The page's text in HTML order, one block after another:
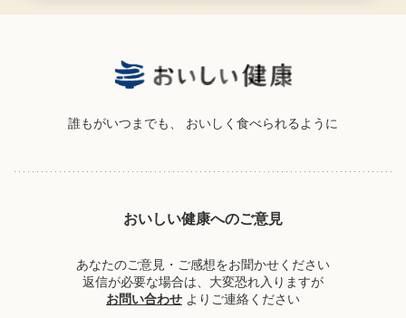
誰もがいつまでも、 おいしく食べられるように
おいしい健康へのご意見
あなたのご意見・ご感想をお聞かせください
返信が必要な場合は、大変恐れ入りますが
お問い合わせ よりご連絡ください